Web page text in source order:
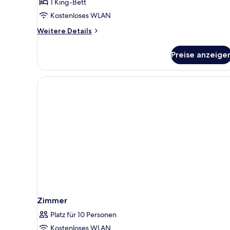
anzeigen
1 King-Bett
Kostenloses WLAN
Weitere Details
Weitere
mit
Klima
Preise
Zimmer
Platz für 10 Personen
Kostenloses WLAN